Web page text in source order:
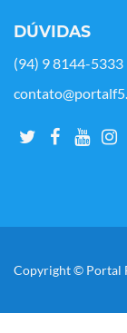
DÚVIDAS
(94) 9 8144-5333
Copyright © Portal